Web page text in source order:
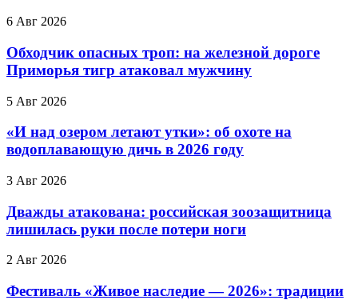
6 Авг 2026
Обходчик опасных троп: на железной дороге
Приморья тигр атаковал мужчину
5 Авг 2026
«И над озером летают утки»: об охоте на
водоплавающую дичь в 2026 году
3 Авг 2026
Дважды атакована: российская зоозащитница
лишилась руки после потери ноги
2 Авг 2026
Фестиваль «Живое наследие — 2026»: традиции